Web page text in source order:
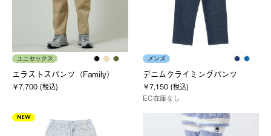
ユニセックス
エラストスパンツ（Family）
￥7,700 (税込)
メンズ
デニムクライミングパンツ
￥7,150 (税込)
EC在庫なし
NEW